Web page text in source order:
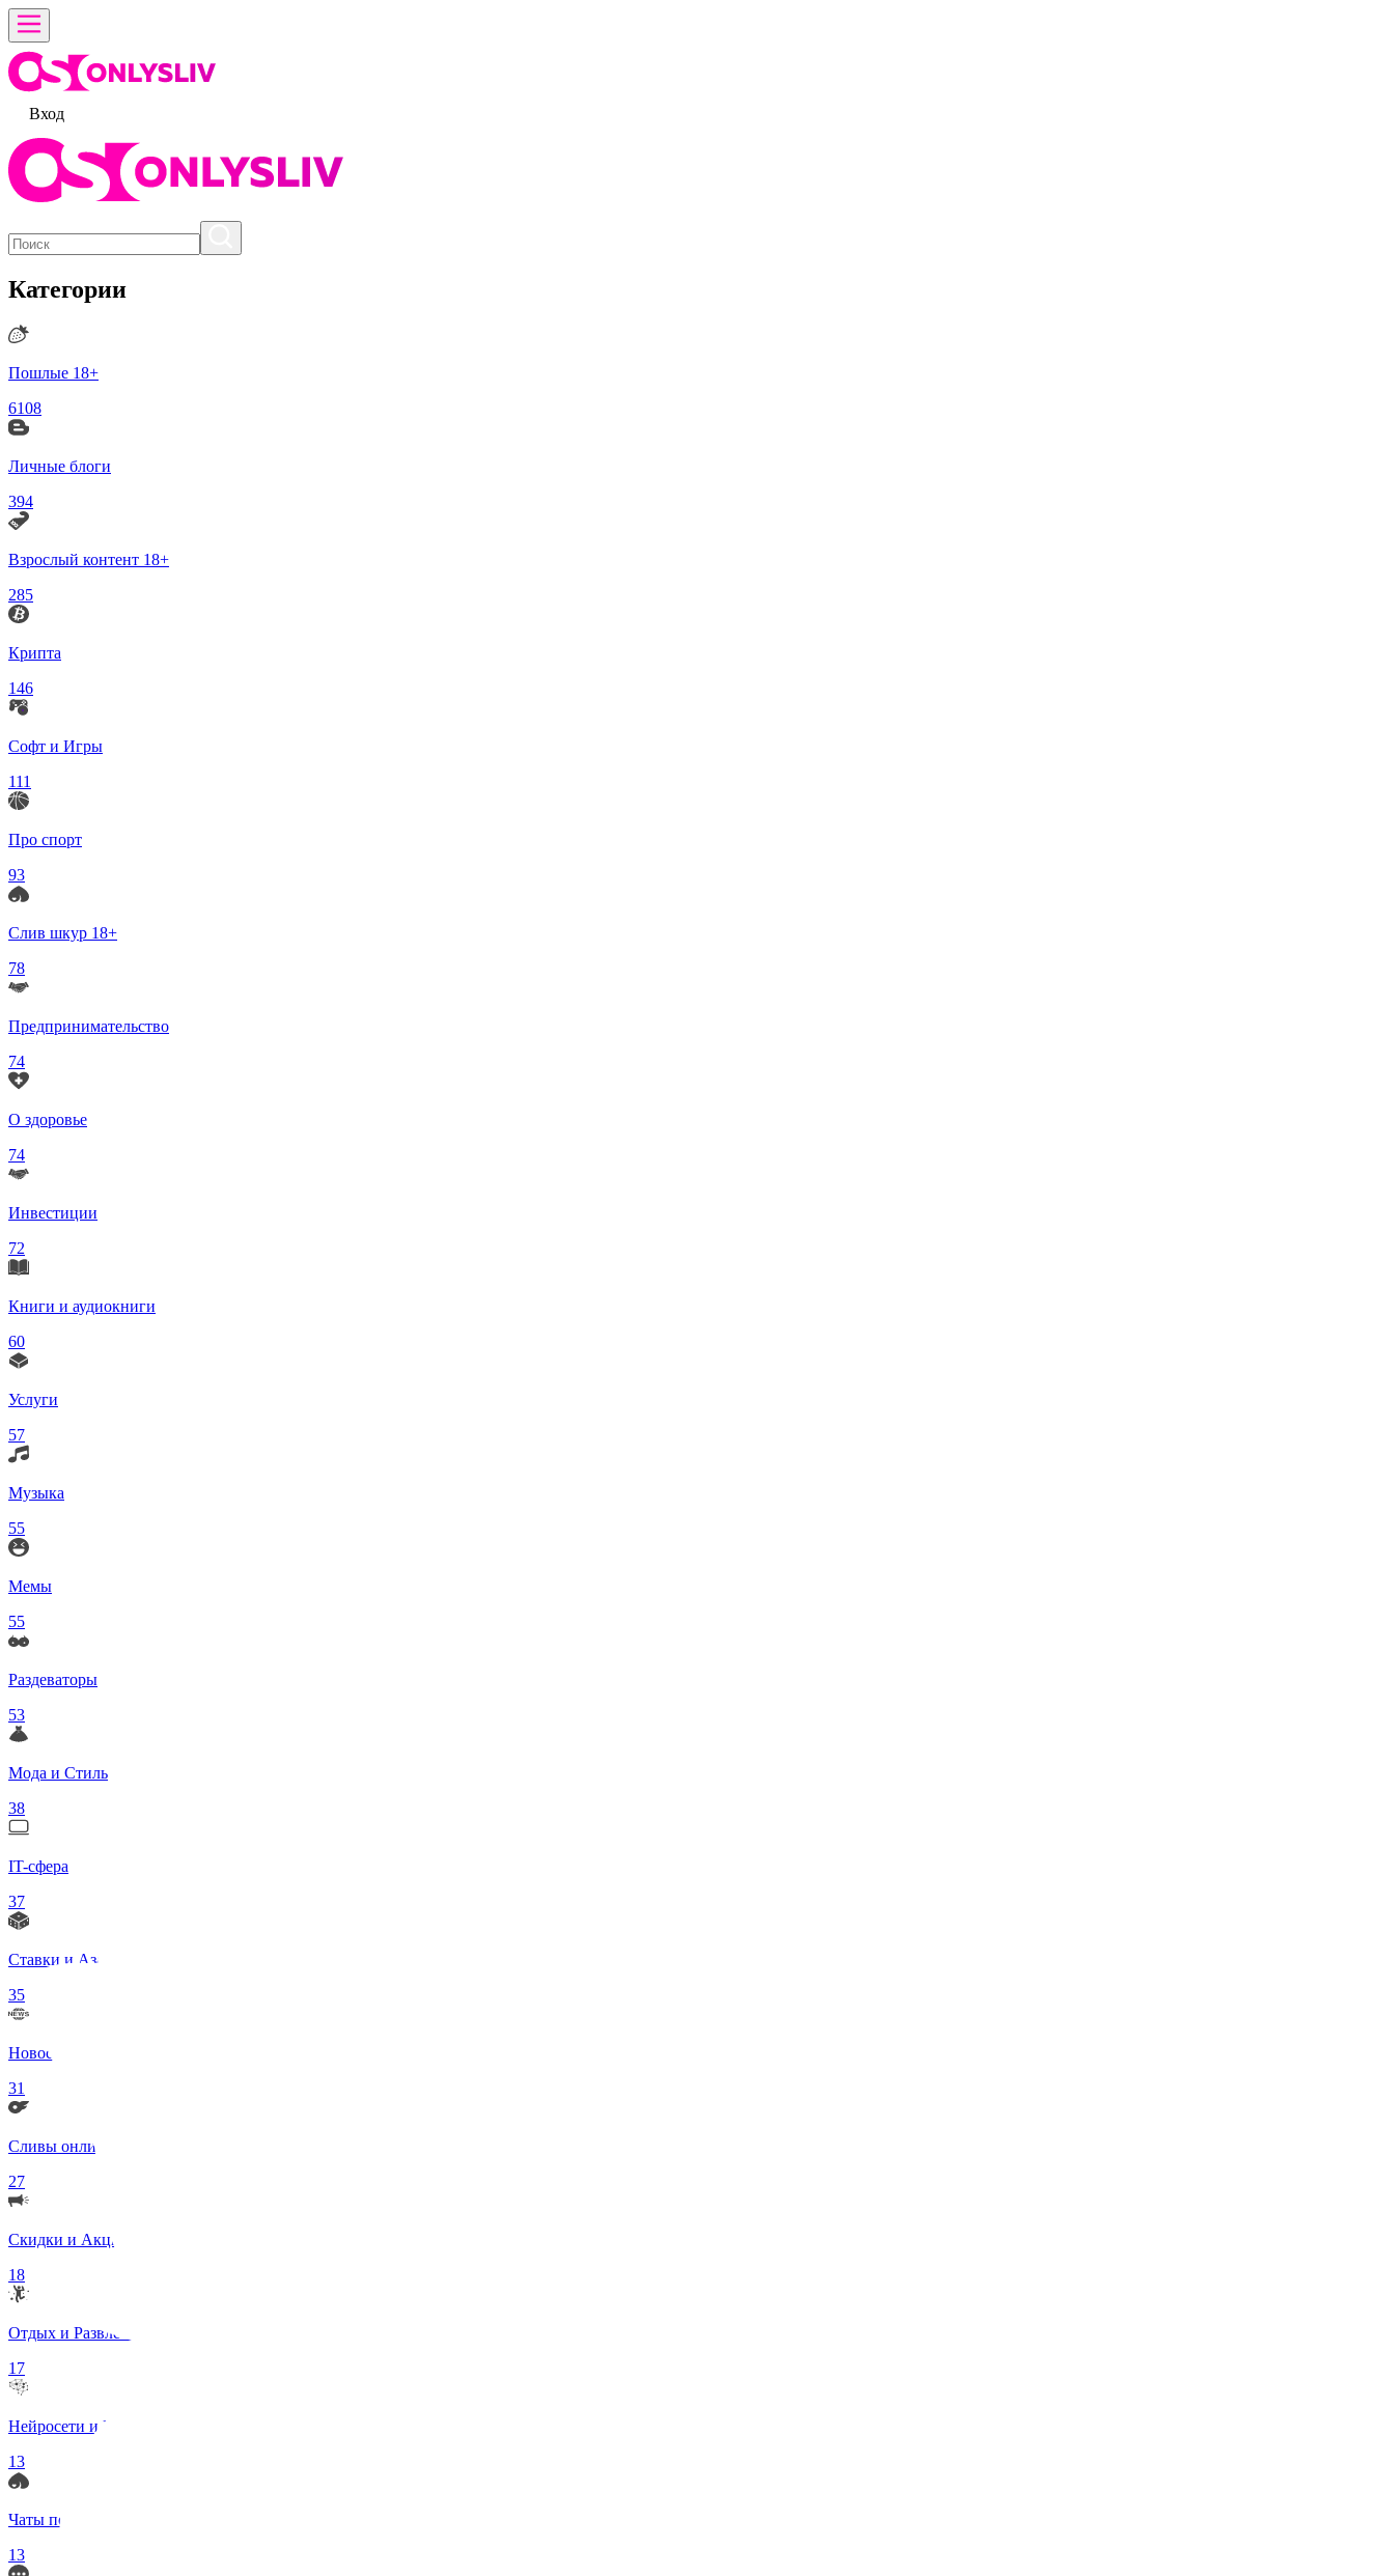
Вход
Категории
Пошлые 18+
6108
Личные блоги
394
Взрослый контент 18+
285
Крипта
146
Софт и Игры
111
Про спорт
93
Слив шкур 18+
78
Предпринимательство
74
О здоровье
74
Инвестиции
72
Книги и аудиокниги
60
Услуги
57
Музыка
55
Мемы
55
Раздеваторы
53
Мода и Стиль
38
IT-сфера
37
Ставки и Азартные игры
35
Новости в мире
31
Сливы онлифанс моделей 18+
27
Скидки и Акции
18
Отдых и Развлечения
17
Нейросети и ИИ
13
Чаты по интересам
13